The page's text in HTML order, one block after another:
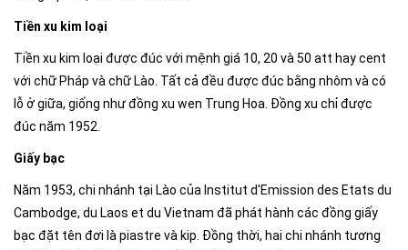
Tiền xu kim loại
Tiền xu kim loại được đúc với mệnh giá 10, 20 và 50 att hay cent
với chữ Pháp và chữ Lào. Tất cả đều được đúc bằng nhôm và có
lỗ ở giữa, giống như đồng xu wen Trung Hoa. Đồng xu chỉ được
đúc năm 1952.
Giấy bạc
Năm 1953, chi nhánh tại Lào của Institut d'Emission des Etats du
Cambodge, du Laos et du Vietnam đã phát hành các đồng giấy
bạc đặt tên đơi là piastre và kip. Đồng thời, hai chi nhánh tương